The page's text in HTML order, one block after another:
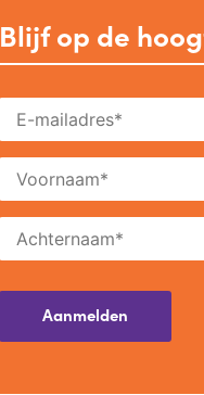
Blijf op de